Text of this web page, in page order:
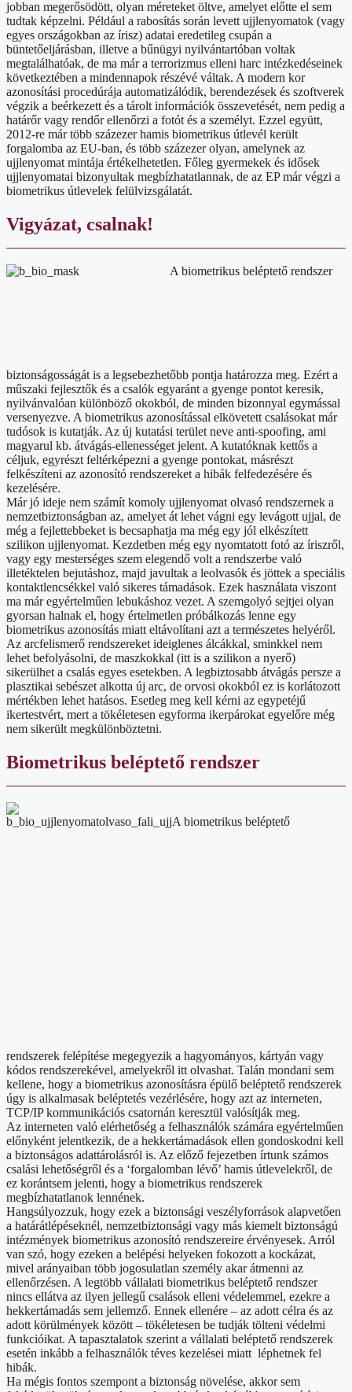
jobban megerősödött, olyan méreteket öltve, amelyet előtte el sem
tudtak képzelni. Például a rabosítás során levett ujjlenyomatok (vagy
egyes országokban az írisz) adatai eredetileg csupán a
büntetőeljárásban, illetve a bűnügyi nyilvántartóban voltak
megtalálhatóak, de ma már a terrorizmus elleni harc intézkedéseinek
következtében a mindennapok részévé váltak. A modern kor
azonosítási procedúrája automatizálódik, berendezések és szoftverek
végzik a beérkezett és a tárolt információk összevetését, nem pedig a
határőr vagy rendőr ellenőrzi a fotót és a személyt. Ezzel együtt,
2012-re már több százezer hamis biometrikus útlevél került
forgalomba az EU-ban, és több százezer olyan, amelynek az
ujjlenyomat mintája értékelhetetlen. Főleg gyermekek és idősek
ujjlenyomatai bizonyultak megbízhatatlannak, de az EP már végzi a
biometrikus útlevelek felülvizsgálatát.
Vigyázat, csalnak!
A biometrikus beléptető rendszer
biztonságosságát is a legsebezhetőbb pontja határozza meg. Ezért a
műszaki fejlesztők és a csalók egyaránt a gyenge pontot keresik,
nyilvánvalóan különböző okokból, de minden bizonnyal egymással
versenyezve. A biometrikus azonosítással elkövetett csalásokat már
tudósok is kutatják. Az új kutatási terület neve anti-spoofing, ami
magyarul kb. átvágás-ellenességet jelent. A kutatóknak kettős a
céljuk, egyrészt feltérképezni a gyenge pontokat, másrészt
felkészíteni az azonosító rendszereket a hibák felfedezésére és
kezelésére.
Már jó ideje nem számít komoly ujjlenyomat olvasó rendszernek a
nemzetbiztonságban az, amelyet át lehet vágni egy levágott ujjal, de
még a fejlettebbeket is becsaphatja ma még egy jól elkészített
szilikon ujjlenyomat. Kezdetben még egy nyomtatott fotó az íriszről,
vagy egy mesterséges szem elegendő volt a rendszerbe való
illetéktelen bejutáshoz, majd javultak a leolvasók és jöttek a speciális
kontaktlencsékkel való sikeres támadások. Ezek használata viszont
ma már egyértelműen lebukáshoz vezet. A szemgolyó sejtjei olyan
gyorsan halnak el, hogy értelmetlen próbálkozás lenne egy
biometrikus azonosítás miatt eltávolítani azt a természetes helyéről.
Az arcfelismerő rendszereket ideiglenes álcákkal, sminkkel nem
lehet befolyásolni, de maszkokkal (itt is a szilikon a nyerő)
sikerülhet a csalás egyes esetekben. A legbiztosabb átvágás persze a
plasztikai sebészet alkotta új arc, de orvosi okokból ez is korlátozott
mértékben lehet hatásos. Esetleg meg kell kérni az egypetéjű
ikertestvért, mert a tökéletesen egyforma ikerpárokat egyelőre még
nem sikerült megkülönböztetni.
Biometrikus beléptető rendszer
A biometrikus beléptető
rendszerek felépítése megegyezik a hagyományos, kártyán vagy
kódos rendszerekével, amelyekről itt olvashat. Talán mondani sem
kellene, hogy a biometrikus azonosításra épülő beléptető rendszerek
úgy is alkalmasak beléptetés vezérlésére, hogy azt az interneten,
TCP/IP kommunikációs csatornán keresztül valósítják meg.
Az interneten való elérhetőség a felhasználók számára egyértelműen
előnyként jelentkezik, de a hekkertámadások ellen gondoskodni kell
a biztonságos adattárolásról is. Az előző fejezetben írtunk számos
csalási lehetőségről és a ‘forgalomban lévő’ hamis útlevelekről, de
ez korántsem jelenti, hogy a biometrikus rendszerek
megbízhatatlanok lennének.
Hangsúlyozzuk, hogy ezek a biztonsági veszélyforrások alapvetően
a határátlépéseknél, nemzetbiztonsági vagy más kiemelt biztonságú
intézmények biometrikus azonosító rendszereire érvényesek. Arról
van szó, hogy ezeken a belépési helyeken fokozott a kockázat,
mivel arányaiban több jogosulatlan személy akar átmenni az
ellenőrzésen. A legtöbb vállalati biometrikus beléptető rendszer
nincs ellátva az ilyen jellegű csalások elleni védelemmel, ezekre a
hekkertámadás sem jellemző. Ennek ellenére – az adott célra és az
adott körülmények között – tökéletesen be tudják tölteni védelmi
funkcióikat. A tapasztalatok szerint a vállalati beléptető rendszerek
esetén inkább a felhasználók téves kezelései miatt léphetnek fel
hibák.
Ha mégis fontos szempont a biztonság növelése, akkor sem